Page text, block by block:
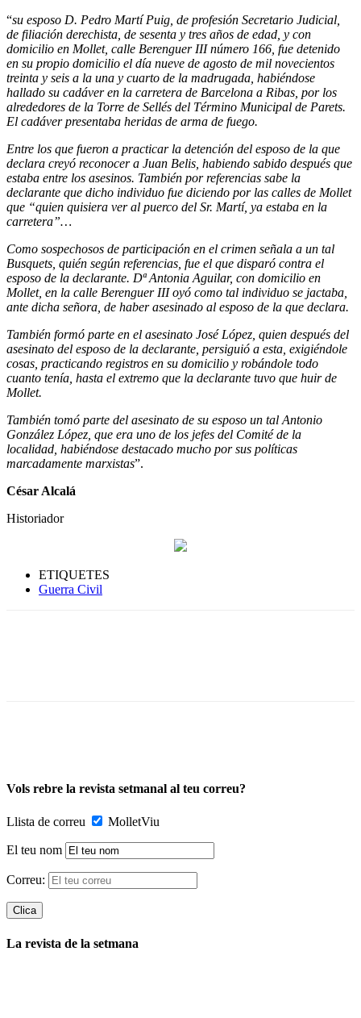
“su esposo D. Pedro Martí Puig, de profesión Secretario Judicial,
de filiación derechista, de sesenta y tres años de edad, y con
domicilio en Mollet, calle Berenguer III número 166, fue detenido
en su propio domicilio el día nueve de agosto de mil novecientos
treinta y seis a la una y cuarto de la madrugada, habiéndose
hallado su cadáver en la carretera de Barcelona a Ribas, por los
alrededores de la Torre de Sellés del Término Municipal de Parets.
El cadáver presentaba heridas de arma de fuego.
Entre los que fueron a practicar la detención del esposo de la que
declara creyó reconocer a Juan Belis, habiendo sabido después que
estaba entre los asesinos. También por referencias sabe la
declarante que dicho individuo fue diciendo por las calles de Mollet
que “quien quisiera ver al puerco del Sr. Martí, ya estaba en la
carretera”…
Como sospechosos de participación en el crimen señala a un tal
Busquets, quién según referencias, fue el que disparó contra el
esposo de la declarante. Dª Antonia Aguilar, con domicilio en
Mollet, en la calle Berenguer III oyó como tal individuo se jactaba,
ante dicha señora, de haber asesinado al esposo de la que declara.
También formó parte en el asesinato José López, quien después del
asesinato del esposo de la declarante, persiguió a esta, exigiéndole
cosas, practicando registros en su domicilio y robándole todo
cuanto tenía, hasta el extremo que la declarante tuvo que huir de
Mollet.
También tomó parte del asesinato de su esposo un tal Antonio
González López, que era uno de los jefes del Comité de la
localidad, habiéndose destacado mucho por sus políticas
marcadamente marxistas”.
César Alcalá
Historiador
ETIQUETES
Guerra Civil
Vols rebre la revista setmanal al teu correu?
Llista de correu MolletViu
El teu nom
Correu:
La revista de la setmana